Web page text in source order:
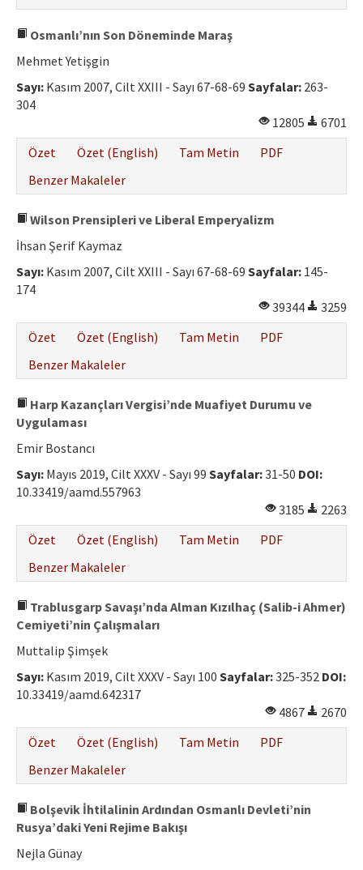
Osmanlı’nın Son Döneminde Maraş
Mehmet Yetişgin
Sayı: Kasım 2007, Cilt XXIII - Sayı 67-68-69 Sayfalar: 263-
304
12805
6701
Özet
Özet (English) Tam Metin
PDF
Benzer Makaleler
Wilson Prensipleri ve Liberal Emperyalizm
İhsan Şerif Kaymaz
Sayı: Kasım 2007, Cilt XXIII - Sayı 67-68-69 Sayfalar: 145-
174
39344
3259
Özet
Özet (English) Tam Metin
PDF
Benzer Makaleler
Harp Kazançları Vergisi’nde Muafiyet Durumu ve
Uygulaması
Emir Bostancı
Sayı: Mayıs 2019, Cilt XXXV - Sayı 99 Sayfalar:31-50 DOI:
10.33419/aamd.557963
3185
2263
Özet
Özet (English) Tam Metin
PDF
Benzer Makaleler
Trablusgarp Savaşı’nda Alman Kızılhaç (Salib-i Ahmer)
Cemiyeti’nin Çalışmaları
Muttalip Şimşek
Sayı: Kasım 2019, Cilt XXXV - Sayı 100 Sayfalar:325-352 DOI:
10.33419/aamd.642317
4867
2670
Özet
Özet (English) Tam Metin
PDF
Benzer Makaleler
Bolşevik İhtilalinin Ardından Osmanlı Devleti’nin
Rusya’daki Yeni Rejime Bakışı
Nejla Günay